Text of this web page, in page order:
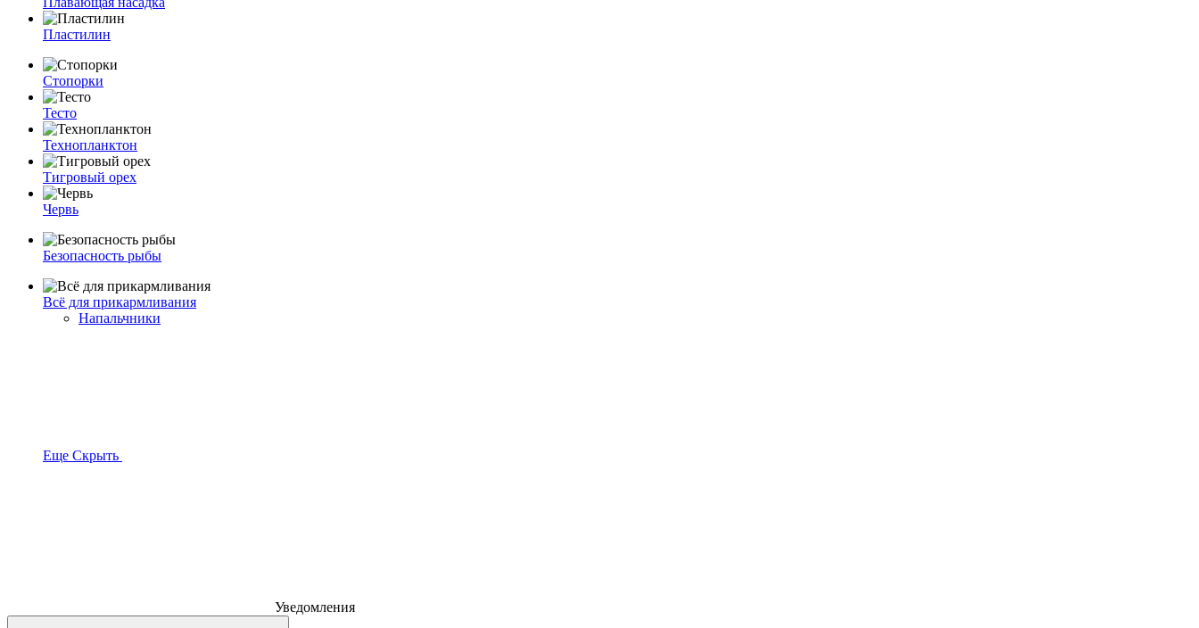
Пластилин
Стопорки
Тесто
Технопланктон
Тигровый орех
Червь
Безопасность рыбы
Всё для прикармливания
Напальчники
Еще Скрыть
Уведомления